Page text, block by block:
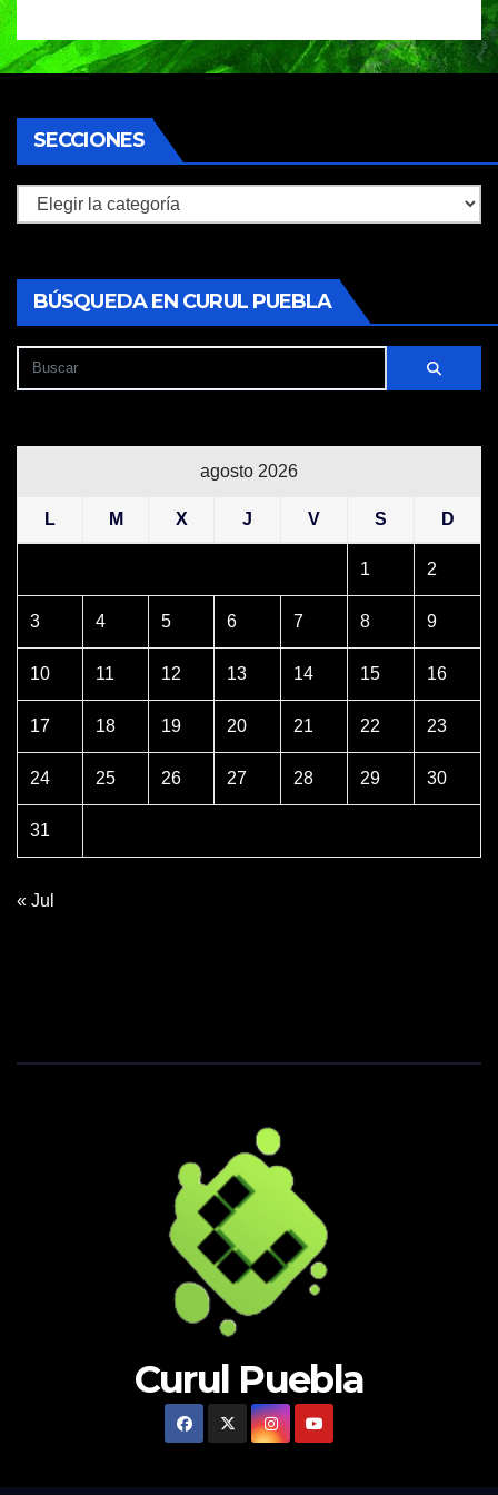
SECCIONES
Secciones
BÚSQUEDA EN CURUL PUEBLA
agosto 2026
L M X J V S D
1 2
3 4 5 6 7 8 9
10 11 12 13 14 15 16
17 18 19 20 21 22 23
24 25 26 27 28 29 30
31
« Jul
Curul Puebla